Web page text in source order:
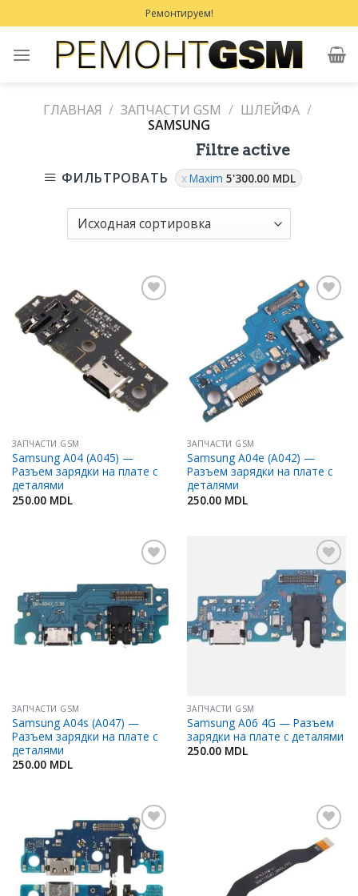
to
content
Ремонтируем!
ГЛАВНАЯ / ЗАПЧАСТИ GSM / ШЛЕЙФА /
SAMSUNG
ФИЛЬТРОВАТЬ
Filtre active
Maxim5'300.00 MDL
Избранное
ЗАПЧАСТИ GSM
Samsung A04 (A045) —
Разъем зарядки на плате с
деталями
250.00 MDL
Добавить
в
Избранное
ЗАПЧАСТИ GSM
Samsung A04e (A042) —
Разъем зарядки на плате с
деталями
250.00 MDL
в
Избранное
ЗАПЧАСТИ GSM
Samsung A04s (A047) —
Разъем зарядки на плате с
деталями
250.00 MDL
Добавить
в
Избранное
ЗАПЧАСТИ GSM
Samsung A06 4G — Разъем
зарядки на плате с деталями
250.00 MDL
Добавить
Избранное
Добавить
в
Избранное